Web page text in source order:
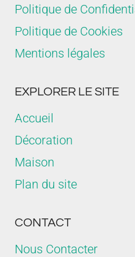
Politique de
Politique de Cookies
Mentions légales
EXPLORER LE SITE
Accueil
Décoration
Maison
Plan du site
CONTACT
Nous Contacter